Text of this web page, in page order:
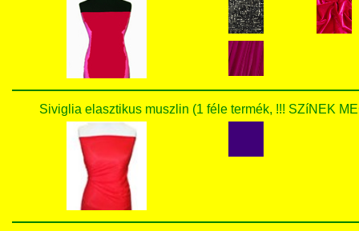
Siviglia elasztikus muszlin (1 féle termék, !!! SZíNEK